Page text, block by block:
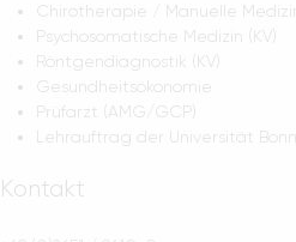
Chirotherapie / Manuelle Medizin
Psychosomatische Medizin (KV)
Röntgendiagnostik (KV)
Gesundheitsökonomie
Prüfarzt (AMG/GCP)
Lehrauftrag der Universität Bonn
Kontakt